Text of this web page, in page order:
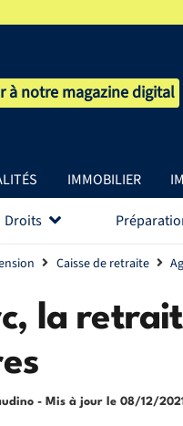
à notre magazine digital
IMMOBILIER
Droits
Caisse de retraite
la
- Mis à jour le 08/12/2021